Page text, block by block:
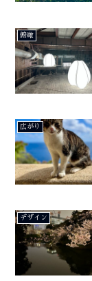
俯瞰
広がり
デザイン